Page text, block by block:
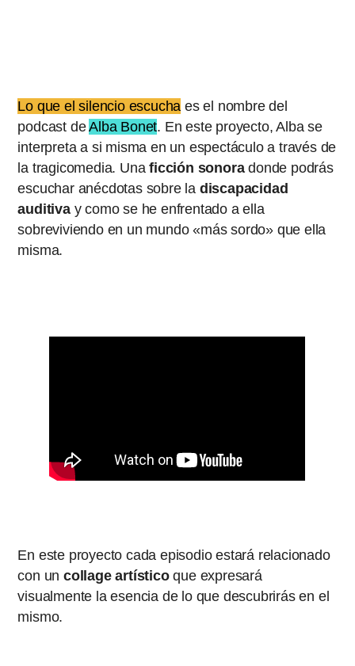
Lo que el silencio escucha es el nombre del
podcast deAlba Bonet. En este proyecto, Alba se
interpreta a si misma en un espectáculo a través de
la tragicomedia. Unaficción sonoradonde podrás
escuchar anécdotas sobre la discapacidad
auditivay como se he enfrentado a ella
sobreviviendo en un mundo «más sordo» que ella
misma.
En este proyecto cada episodio estará relacionado
con un collage artísticoque expresará
visualmente la esencia de lo que descubrirás en el
mismo.